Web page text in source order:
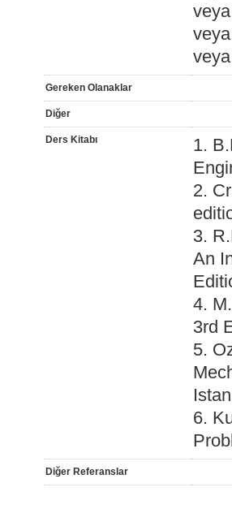
Gereken Olanaklar
Diğer
Ders Kitabı
1.
2.
3.
An
4.
3rd
5.
6.
Diğer Referanslar